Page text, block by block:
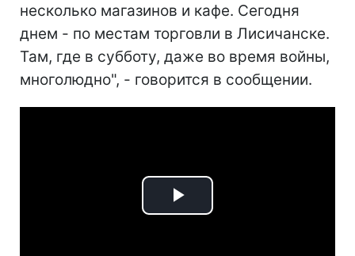
несколько магазинов и кафе. Сегодня
днем - по местам торговли в Лисичанске.
Там, где в субботу, даже во время войны,
многолюдно", - говорится в сообщении.
Play